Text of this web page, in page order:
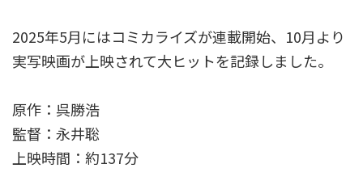
2025年5月にはコミカライズが連載開始、10月より
実写映画が上映されて大ヒットを記録しました。
原作：呉勝浩
監督：永井聡
上映時間：約137分